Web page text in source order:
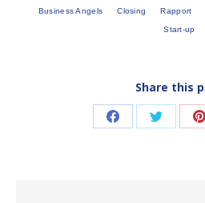
Business Angels Closing Rapport
Start-up
Share this
Partager